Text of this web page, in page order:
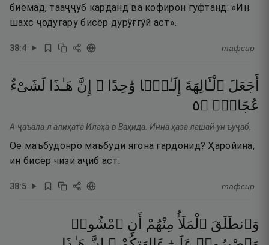
биёмад, тааҷҷуб карданд ва кофирон гуфтанд: «Ин
шахс ҷодугару бисёр дурӯғгӯй аст».
38:4 тафсир
أَجَعَلَ ٱلْـَٔالِهَةَ إِلَـٰهًۭا وَٰحِدًا ۖ إِنَّ هَـٰذَا
لَشَىْءٌ
عُجَابٌۭ ۝٥
А-ҷаъала-л алиҳата Илаҳа-в Ваҳида. Инна ҳаза лашай-ун ъуҷаб.
Оё маъбудонро маъбуди ягона гардонид? Ҳаройина,
ин бисёр чизи аҷиб аст.
38:5 тафсир
وَٱنطَلَقَ ٱلْمَلَأُ مِنْهُمْ أَنِ ٱمْشُوا۟